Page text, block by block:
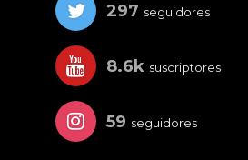
297 seguidores
8.6k suscriptores
59 seguidores